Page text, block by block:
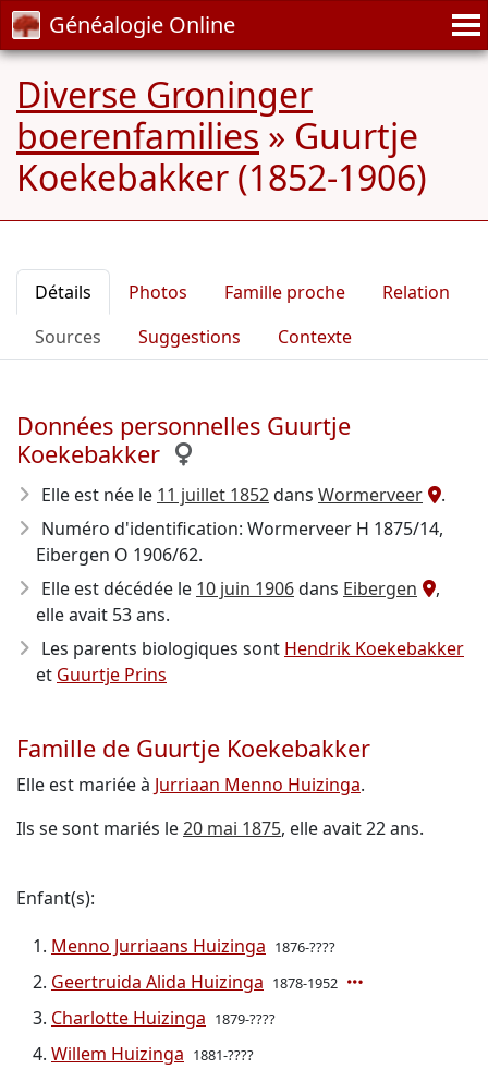
Généalogie Online
Diverse Groninger
boerenfamilies » Guurtje
Koekebakker (1852-1906)
Détails Photos Famille proche
Relation
Sources
Suggestions Contexte
Données personnelles Guurtje
Koekebakker
Elle est née le 11 juillet 1852dans Wormerveer
.
Numéro d'identification: Wormerveer H 1875/14,
Eibergen O 1906/62.
Elle est décédée le 10 juin 1906dans Eibergen
,
elle avait 53 ans.
Les parents biologiques sont Hendrik Koekebakker
et Guurtje Prins
Famille de Guurtje Koekebakker
Elle est mariée à Jurriaan Menno Huizinga.
Ils se sont mariés le20 mai 1875, elle avait 22 ans.
Enfant(s):
Menno Jurriaans Huizinga 1876-????
Geertruida Alida Huizinga 1878-1952
Charlotte Huizinga 1879-????
Willem Huizinga 1881-????